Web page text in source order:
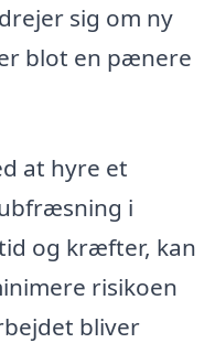
sig om ny
blot en pænere
at hyre et
i
og kræfter, kan
risikoen
bliver